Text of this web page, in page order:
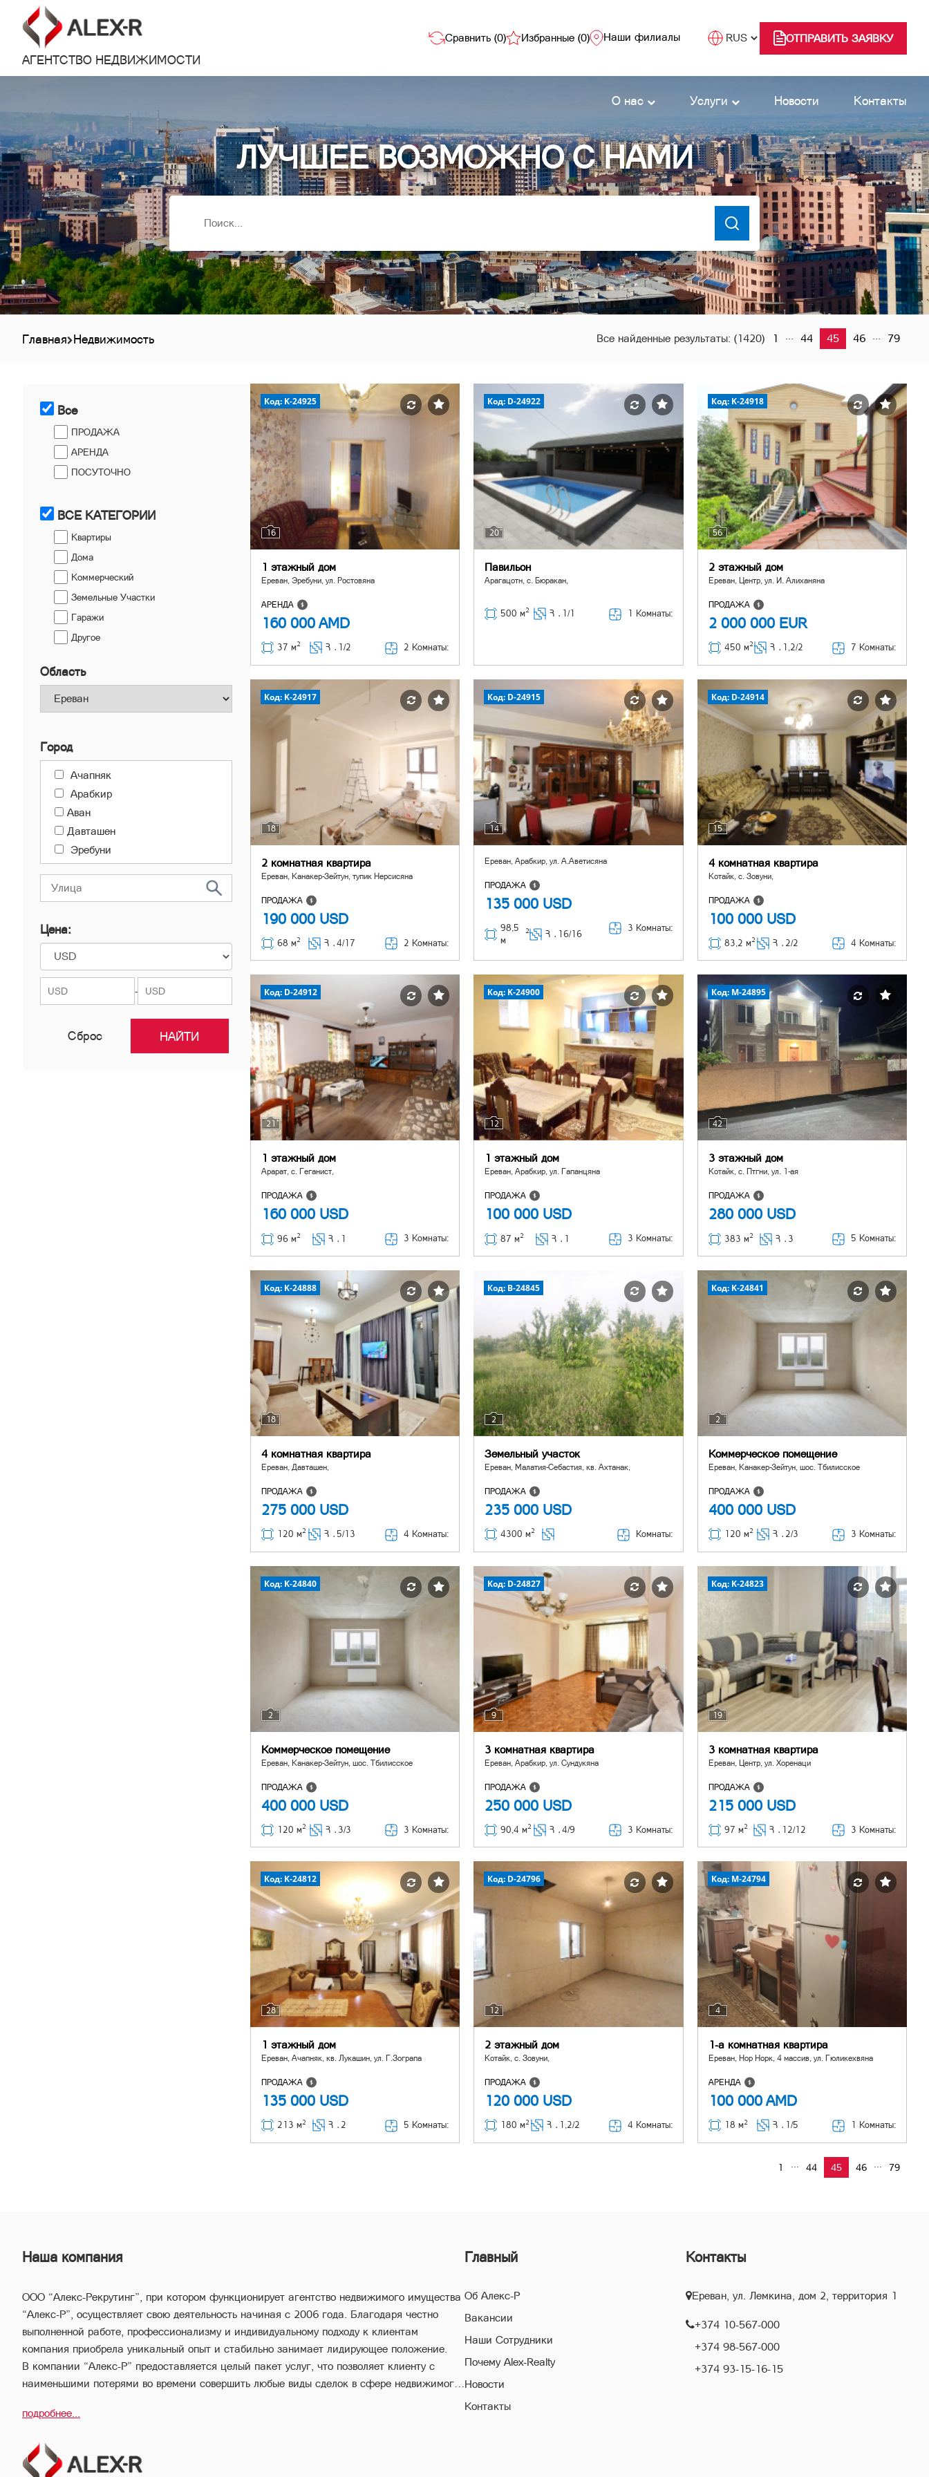
АГЕНТСТВО НЕДВИЖИМОСТИ
Сравнить (0) Избранные (0) Наши филиалы ОТПРАВИТЬ ЗАЯВКУ
О нас Услуги Новости Контакты
ЛУЧШЕЕ ВОЗМОЖНО С НАМИ
Главная Недвижимость Все найденные результаты: (1420) 1 ... 44 45 46 ... 79
Все
ПРОДАЖА
АРЕНДА
ПОСУТОЧНО
ВСЕ КАТЕГОРИИ
Квартиры
Дома
Коммерческий
Земельные Участки
Гаражи
Другое
Область
Город
Ачапняк
Арабкир
Аван
Давташен
Эребуни
Канакер-Зейтун
Центр
Малатия-Себастия
Норк-Мараш
Нор Норк
Нубарашен
Шенгавит
Цена:
-
Сброс
16
Код: K-24925
1 этажный дом
Ереван, Эребуни, ул. Ростовяна
АРЕНДА
160 000 AMD
37 м2 Հ ․ 1/2 2 Комнаты:
20
Код: D-24922
Павильон
Арагацотн, с. Бюракан,
500 м2 Հ ․ 1/1 1 Комнаты:
56
Код: K-24918
2 этажный дом
Ереван, Центр, ул. И. Алиханяна
ПРОДАЖА
2 000 000 EUR
450 м2 Հ ․ 1,2/2 7 Комнаты:
18
Код: K-24917
2 комнатная квартира
Ереван, Канакер-Зейтун, тупик Нерсисяна
ПРОДАЖА
190 000 USD
68 м2 Հ ․ 4/17 2 Комнаты:
14
Код: D-24915
Ереван, Арабкир, ул. А.Аветисяна
ПРОДАЖА
135 000 USD
98,5
м
2 Հ ․ 16/16
3 Комнаты:
15
Код: D-24914
4 комнатная квартира
Котайк, с. Зовуни,
ПРОДАЖА
100 000 USD
83,2 м2 Հ ․ 2/2 4 Комнаты:
21
Код: D-24912
1 этажный дом
Арарат, с. Геганист,
ПРОДАЖА
160 000 USD
96 м2 Հ ․ 1 3 Комнаты:
12
Код: K-24900
1 этажный дом
Ереван, Арабкир, ул. Гапанцяна
ПРОДАЖА
100 000 USD
87 м2 Հ ․ 1 3 Комнаты:
42
Код: M-24895
3 этажный дом
Котайк, с. Птгни, ул. 1-ая
ПРОДАЖА
280 000 USD
383 м2 Հ ․ 3 5 Комнаты:
18
Код: K-24888
4 комнатная квартира
Ереван, Давташен,
ПРОДАЖА
275 000 USD
120 м2 Հ ․ 5/13 4 Комнаты:
2
Код: B-24845
Земельный участок
Ереван, Малатия-Себастия, кв. Ахтанак,
ПРОДАЖА
235 000 USD
4300 м2 Комнаты:
2
Код: K-24841
Коммерческое помещение
Ереван, Канакер-Зейтун, шос. Тбилисское
ПРОДАЖА
400 000 USD
120 м2 Հ ․ 2/3 3 Комнаты:
2
Код: K-24840
Коммерческое помещение
Ереван, Канакер-Зейтун, шос. Тбилисское
ПРОДАЖА
400 000 USD
120 м2 Հ ․ 3/3 3 Комнаты:
9
Код: D-24827
3 комнатная квартира
Ереван, Арабкир, ул. Сундукяна
ПРОДАЖА
250 000 USD
90,4 м2 Հ ․ 4/9 3 Комнаты:
19
Код: K-24823
3 комнатная квартира
Ереван, Центр, ул. Хоренаци
ПРОДАЖА
215 000 USD
97 м2 Հ ․ 12/12 3 Комнаты:
28
Код: K-24812
1 этажный дом
Ереван, Ачапняк, кв. Лукашин, ул. Г.Зограпа
ПРОДАЖА
135 000 USD
213 м2 Հ ․ 2 5 Комнаты:
12
Код: D-24796
2 этажный дом
Котайк, с. Зовуни,
ПРОДАЖА
120 000 USD
180 м2 Հ ․ 1,2/2 4 Комнаты:
4
Код: M-24794
1-а комнатная квартира
Ереван, Нор Норк, 4 массив, ул. Гюликехвяна
АРЕНДА
100 000 AMD
18 м2 Հ ․ 1/5 1 Комнаты:
1 44 45 46 79
Наша компания
ООО “Алекс-Рекрутинг”, при котором функционирует агентство недвижимого имущества
“Алекс-Р”, осуществляет свою деятельность начиная с 2006 года. Благодаря честно
выполненной работе, профессионализму и индивидуальному подходу к клиентам
компания приобрела уникальный опыт и стабильно занимает лидирующее положение.
В компании “Алекс-Р” предоставляется целый пакет услуг, что позволяет клиенту с
наименьшими потерями во времени совершить любые виды сделок в сфере недвижимого
опыту, профессиональный персонал компании “Алекс-Р” поможет Вам совершить
выгодные сделки, обеспечивая конфиденциальность и избегая высоких рисков в ходе
подробнее...
Главный
Об Алекс-Р
Вакансии
Наши Сотрудники
Почему Alex-Realty
Новости
Контакты
Контакты
Ереван, ул. Лемкина, дом 2, территория 1
+374 10-567-000
+374 98-567-000
+374 93-15-16-15